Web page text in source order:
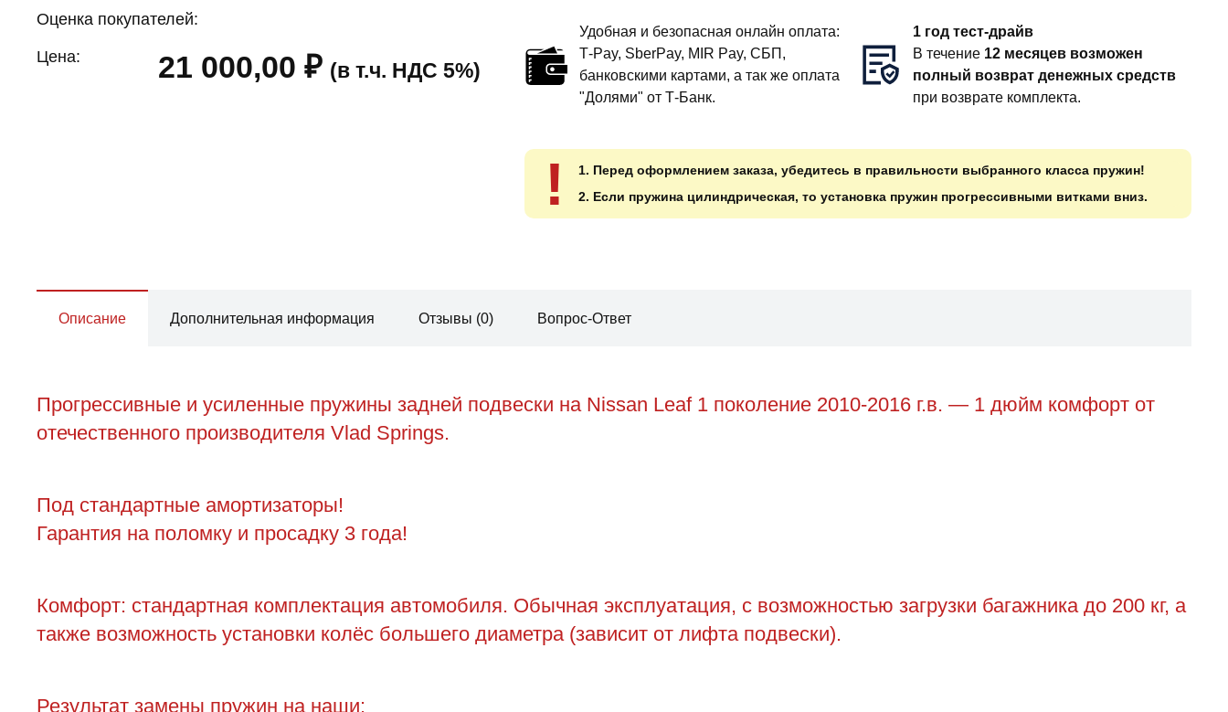
Оценка покупателей:
Цена: 21 000,00₽ (в т.ч. НДС 5%)
Удобная и безопасная онлайн оплата:
T‑Pay, SberPay, MIR Pay, СБП,
банковскими картами, а так же оплата
"Долями" от Т-Банк.
1 год тест-драйв
В течение 12 месяцев возможен
полный возврат денежных средств
при возврате комплекта.
!
1. Перед оформлением заказа, убедитесь в правильности выбранного класса пружин!
2. Если пружина цилиндрическая, то установка пружин прогрессивными витками вниз.
Описание Дополнительная информация Отзывы (0) Вопрос-Ответ
Прогрессивные и усиленные пружины задней подвески на Nissan Leaf 1 поколение 2010-2016 г.в. — 1 дюйм комфорт от
отечественного производителя Vlad Springs.
Под стандартные амортизаторы!
Гарантия на поломку и просадку 3 года!
Комфорт: стандартная комплектация автомобиля. Обычная эксплуатация, с возможностью загрузки багажника до 200 кг, а
также возможность установки колёс большего диаметра (зависит от лифта подвески).
Результат замены пружин на наши: